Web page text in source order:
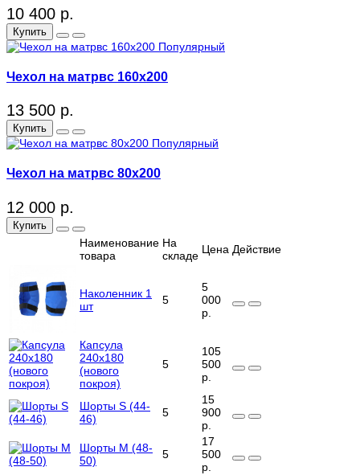
10 400 р.
Купить
Популярный
Чехол на матрвс 160x200
13 500 р.
Купить
Популярный
Чехол на матрвс 80x200
12 000 р.
Купить
Наименование
товара
На
складе Цена Действие
Наколенник 1
шт
5
5
000
р.
Капсула
240х180
(нового
покроя)
5
105
500
р.
Шорты S (44-
46)
5
15
900
р.
Шорты M (48-
50)
5
17
500
р.